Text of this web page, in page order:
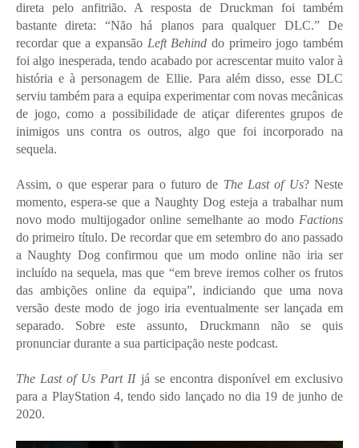
direta pelo anfitrião. A resposta de Druckman foi também
bastante direta: “Não há planos para qualquer DLC.” De
recordar que a expansão Left Behind do primeiro jogo também
foi algo inesperada, tendo acabado por acrescentar muito valor à
história e à personagem de Ellie. Para além disso, esse DLC
serviu também para a equipa experimentar com novas mecânicas
de jogo, como a possibilidade de atiçar diferentes grupos de
inimigos uns contra os outros, algo que foi incorporado na
sequela.
Assim, o que esperar para o futuro de The Last of Us? Neste
momento, espera-se que a Naughty Dog esteja a trabalhar num
novo modo multijogador online semelhante ao modo Factions
do primeiro título. De recordar que em setembro do ano passado
a Naughty Dog confirmou que um modo online não iria ser
incluído na sequela, mas que “em breve iremos colher os frutos
das ambições online da equipa”, indiciando que uma nova
versão deste modo de jogo iria eventualmente ser lançada em
separado. Sobre este assunto, Druckmann não se quis
pronunciar durante a sua participação neste podcast.
The Last of Us Part IIjá se encontra disponível em exclusivo
para a PlayStation 4, tendo sido lançado no dia 19 de junho de
2020.